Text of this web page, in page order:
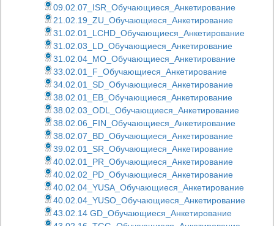
09.02.07_ISR_Обучающиеся_Анкетирование
21.02.19_ZU_Обучающиеся_Анкетирование
31.02.01_LCHD_Обучающиеся_Анкетирование
31.02.03_LD_Обучающиеся_Анкетирование
31.02.04_MO_Обучающиеся_Анкетирование
33.02.01_F_Обучающиеся_Анкетирование
34.02.01_SD_Обучающиеся_Анкетирование
38.02.01_EB_Обучающиеся_Анкетирование
38.02.03_ODL_Обучающиеся_Анкетирование
38.02.06_FIN_Обучающиеся_Анкетирование
38.02.07_BD_Обучающиеся_Анкетирование
39.02.01_SR_Обучающиеся_Анкетирование
40.02.01_PR_Обучающиеся_Анкетирование
40.02.02_PD_Обучающиеся_Анкетирование
40.02.04_YUSA_Обучающиеся_Анкетирование
40.02.04_YUSO_Обучающиеся_Анкетирование
43.02.14 GD_Обучающиеся_Анкетирование